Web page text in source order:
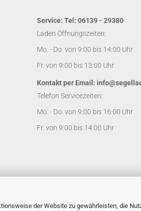
der Website zu gewährleisten, die
Service: Tel: 06139 - 29380
Laden Öffnungszeiten:
Mo. - Do. von 9:00 bis 14:00 Uhr
Fr. von 9:00 bis 13:00 Uhr
Kontakt per Email:
Telefon Servicezeiten:
Mo. - Do. von 9:00 bis 16:00 Uhr
Fr. von 9:00 bis 14:00 Uhr